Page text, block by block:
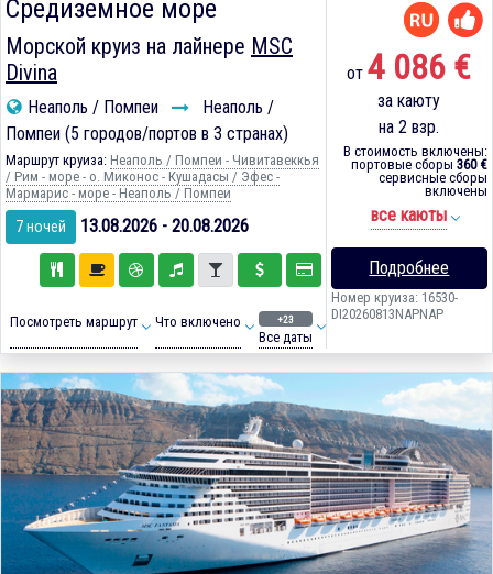
Средиземное море
Морской круиз на лайнере MSC
Divina
Неаполь / Помпеи
Неаполь /
Помпеи (5 городов/портов в 3 странах)
Маршрут круиза: Неаполь / Помпеи - Чивитавеккья
/ Рим - море - о. Миконос - Кушадасы / Эфес -
Мармарис - море - Неаполь / Помпеи
7 ночей 13.08.2026 - 20.08.2026
Посмотреть маршрут Что включено +23
Все даты
от4 086 €
за каюту
на 2 взр.
В стоимость включены:
портовые сборы 360 €
сервисные сборы
включены
все каюты
Подробнее
Номер круиза: 16530-
DI20260813NAPNAP